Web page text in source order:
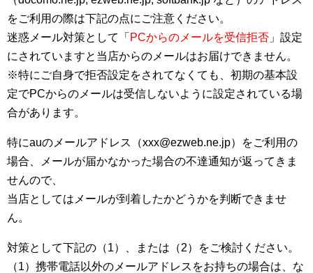
をご利用の際は下記の点にご注意ください。
迷惑メール対策として「 PCからのメールを受信拒否 」設定
にされていますと当店からのメールはお届けできません。
※特にご自身で拒否設定をされてなくても、初期の基本設
定でPCからのメールは受信しないように設定されている場
合があります。
特にauのメールアドレス（xxx@ezweb.ne.jp）をご利用の
場合、メールが届かなかった場合の不達通知が返ってきま
せんので、
当店としてはメールが到着したかどうかを判断できませ
ん。
対策として下記の（1）、または（2）をご検討ください。
（1）携帯電話以外のメールアドレスをお持ちの場合は、な